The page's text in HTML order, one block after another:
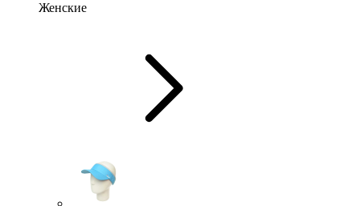
Женские